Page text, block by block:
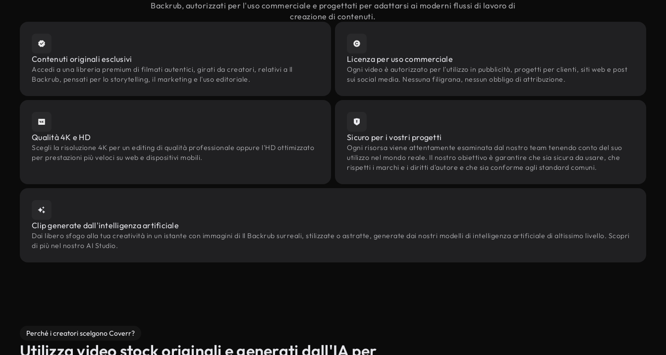
Backrub, autorizzati per l'uso commerciale e progettati per adattarsi ai moderni flussi di lavoro di
creazione di contenuti.
Contenuti originali esclusivi
Accedi a una libreria premium di filmati autentici, girati da creatori, relativi a Il
Backrub, pensati per lo storytelling, il marketing e l'uso editoriale.
Licenza per uso commerciale
Ogni video è autorizzato per l'utilizzo in pubblicità, progetti per clienti, siti web e post
sui social media. Nessuna filigrana, nessun obbligo di attribuzione.
Qualità 4K e HD
Scegli la risoluzione 4K per un editing di qualità professionale oppure l'HD ottimizzato
per prestazioni più veloci su web e dispositivi mobili.
Sicuro per i vostri progetti
Ogni risorsa viene attentamente esaminata dal nostro team tenendo conto del suo
utilizzo nel mondo reale. Il nostro obiettivo è garantire che sia sicura da usare, che
rispetti i marchi e i diritti d'autore e che sia conforme agli standard comuni.
Clip generate dall'intelligenza artificiale
Dai libero sfogo alla tua creatività in un istante con immagini di Il Backrub surreali, stilizzate o astratte, generate dai nostri modelli di intelligenza artificiale di altissimo livello. Scopri
di più nel nostro AI Studio.
Perché i creatori scelgono Coverr?
Utilizza video stock originali e generati dall'IA per